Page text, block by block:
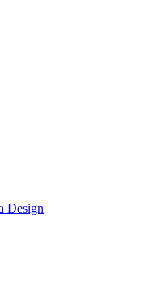
Design